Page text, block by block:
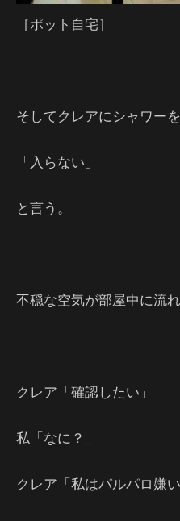
［ポット自宅］
そしてクレアにシャワーを
「入らない」
と言う。
不穏な空気が部屋中に流れ
クレア「確認したい」
私「なに？」
クレア「私はパルパロ嫌い